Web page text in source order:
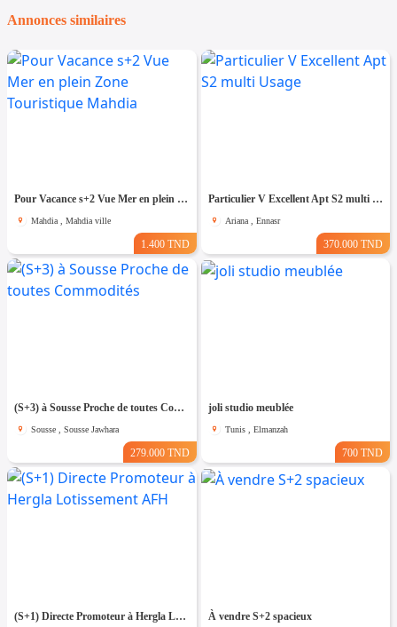
Annonces similaires
Pour Vacance s+2 Vue Mer en plein Zone Touristique Mahdia
Mahdia , Mahdia ville
1.400 TND
Particulier V Excellent Apt S2 multi Usage
Ariana , Ennasr
370.000 TND
(S+3) à Sousse Proche de toutes Commodités
Sousse , Sousse Jawhara
279.000 TND
joli studio meublée
Tunis , Elmanzah
700 TND
(S+1) Directe Promoteur à Hergla Lotissement AFH À vendre S+2 spacieux